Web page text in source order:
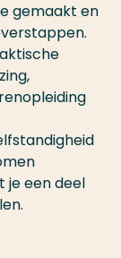
gemaakt en
je een deel